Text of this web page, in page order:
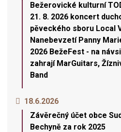
Bežerovické kulturní
21. 8. 2026 koncert
pěveckého sboru Local
Nanebevzetí Panny
2026 BežeFest - na
zahrají MarGuitars,
Band
18.6.2026
Závěrečný účet obce
Bechyně za rok 2025